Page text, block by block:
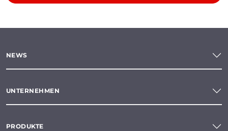
NEWS
UNTERNEHMEN
PRODUKTE